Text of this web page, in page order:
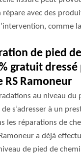
répare avec des
comme
de pied
gratuit dressé
RS Ramoneur
au niveau du
s’adresser à un
les réparations de
Ramoneur a déjà
de pied de